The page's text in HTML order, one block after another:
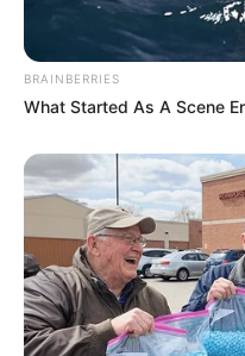
BRAINBERRIES
What Started As A Scene